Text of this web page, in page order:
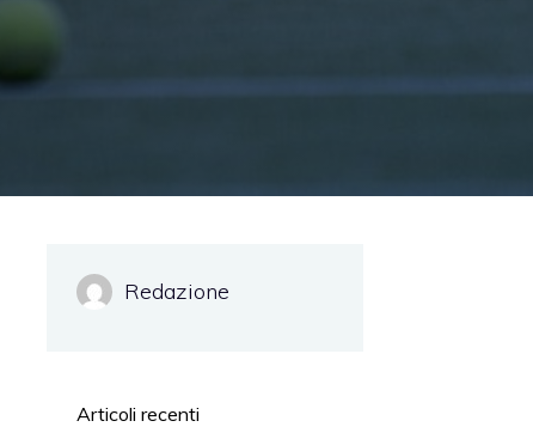
Redazione
Articoli recenti